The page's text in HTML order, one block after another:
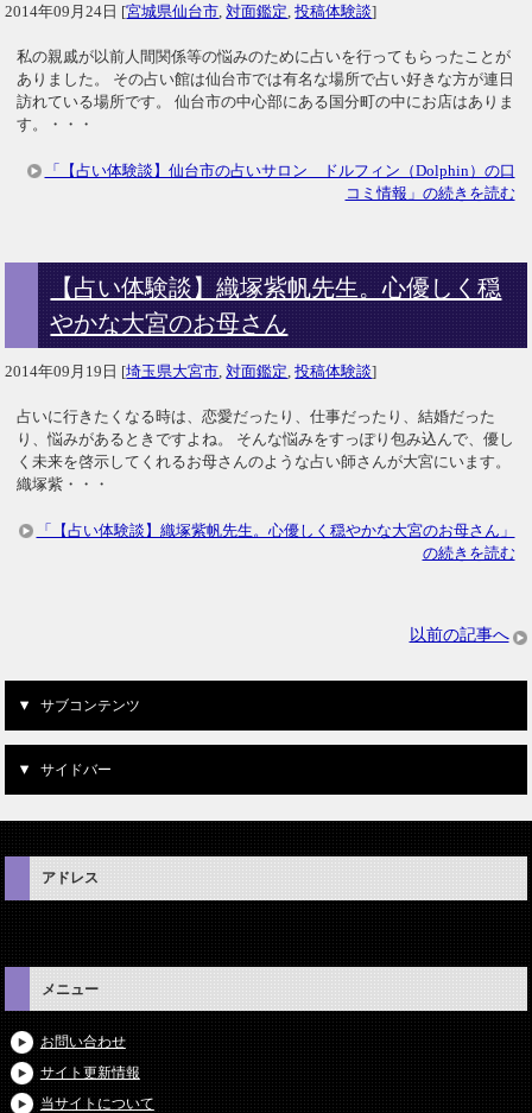
2014年09月24日 [宮城県仙台市 ,対面鑑定 ,投稿体験談]
私の親戚が以前人間関係等の悩みのために占いを行ってもらったことが
ありました。 その占い館は仙台市では有名な場所で占い好きな方が連日
訪れている場所です。 仙台市の中心部にある国分町の中にお店はありま
す。・・・
「【占い体験談】仙台市の占いサロン ドルフィン（Dolphin）の口
コミ情報」の続きを読む
【占い体験談】織塚紫帆先生。心優しく穏
やかな大宮のお母さん
2014年09月19日 [埼玉県大宮市 ,対面鑑定 ,投稿体験談]
占いに行きたくなる時は、恋愛だったり、仕事だったり、結婚だった
り、悩みがあるときですよね。 そんな悩みをすっぽり包み込んで、優し
く未来を啓示してくれるお母さんのような占い師さんが大宮にいます。
織塚紫・・・
「【占い体験談】織塚紫帆先生。心優しく穏やかな大宮のお母さん」
の続きを読む
以前の記事へ
サブコンテンツ
サイドバー
アドレス
メニュー
お問い合わせ
サイト更新情報
当サイトについて